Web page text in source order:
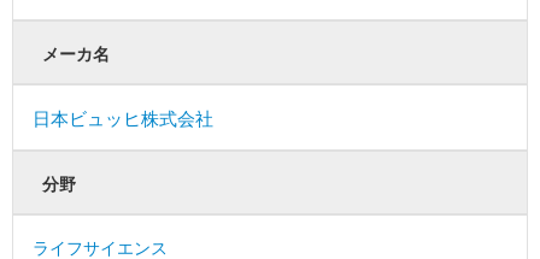
メーカ名
日本ビュッヒ株式会社
分野
ライフサイエンス